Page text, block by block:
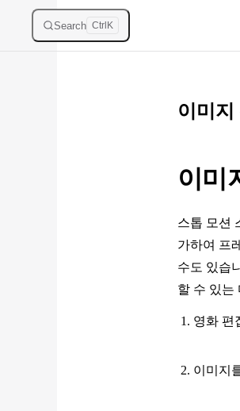
Search Ctrl K
이미지
이미
스톱 모션
가하여 프
수도 있습
할 수 있는
영화 편
이미지